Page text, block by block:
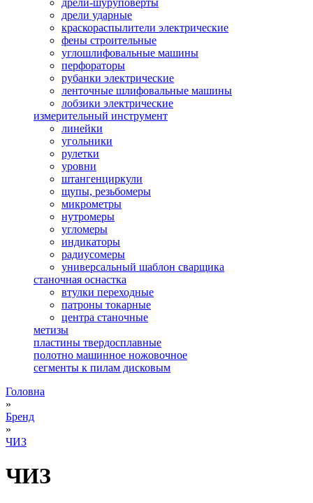
дрели-шуруповерты
дрели ударные
краскораспылители электрические
фены строительные
углошлифовальные машины
перфораторы
рубанки электрические
ленточные шлифовальные машины
лобзики электрические
измерительный инструмент
линейки
угольники
рулетки
уровни
штангенциркули
щупы, резьбомеры
микрометры
нутромеры
угломеры
индикаторы
радиусомеры
универсальный шаблон сварщика
станочная оснастка
втулки переходные
патроны токарные
центра станочные
метизы
пластины твердосплавные
полотно машинное ножовочное
сегменты к пилам дисковым
Головна
»
Бренд
»
ЧИЗ
ЧИЗ